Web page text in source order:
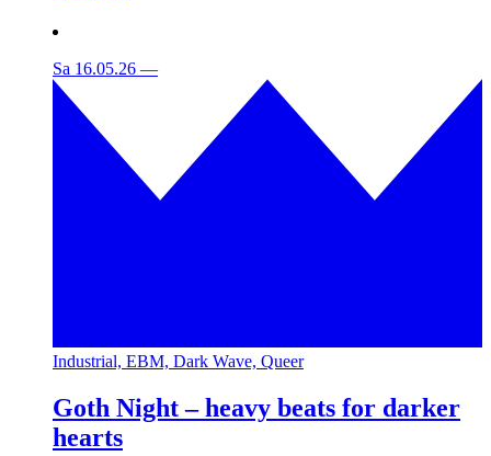
Sa 16.05.26 —
Industrial, EBM, Dark Wave, Queer
Goth Night – heavy beats for darker
hearts